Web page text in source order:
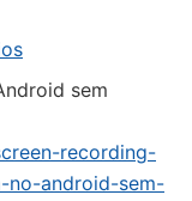
sem
recording-
no-android-sem-